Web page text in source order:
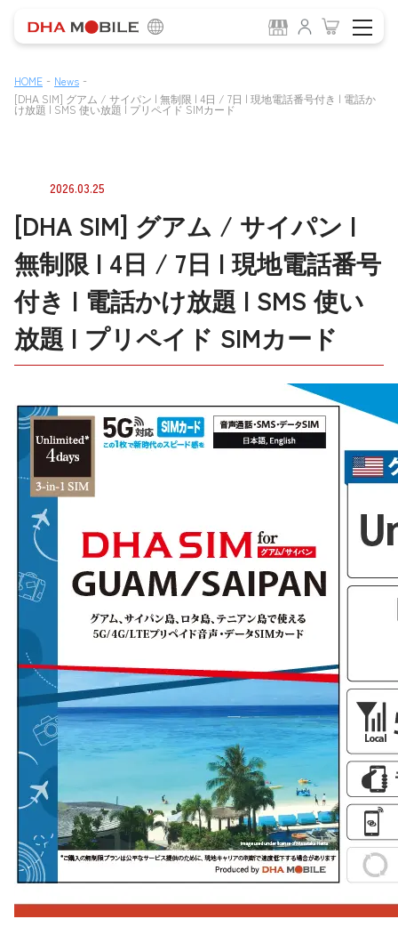
HOME - News -
[DHA SIM] グアム / サイパン | 無制限 | 4日 / 7日 | 現地電話番号付き | 電話か
け放題 | SMS 使い放題 | プリペイド SIMカード
2026.03.25
[DHA SIM] グアム / サイパン |
無制限 | 4日 / 7日 | 現地電話番号
付き | 電話かけ放題 | SMS 使い
放題 | プリペイド SIMカード